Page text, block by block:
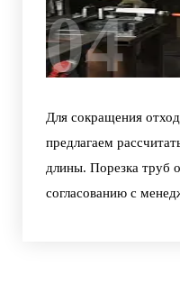
04
Для сокращения
предлагаем
длины. Порезка труб
согласованию с